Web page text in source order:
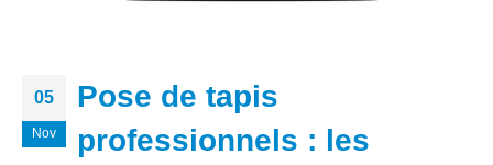
05
Nov
Pose de tapis
professionnels : les